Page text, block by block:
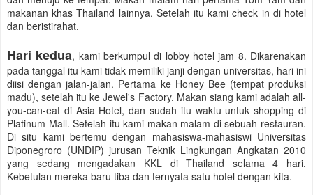
makanan khas Thailand lainnya. Setelah itu kami check in di hotel
dan beristirahat.
Hari kedua, kami berkumpul di lobby hotel jam 8. Dikarenakan
pada tanggal itu kami tidak memiliki janji dengan universitas, hari ini
diisi dengan jalan-jalan. Pertama ke Honey Bee (tempat produksi
madu), setelah itu ke Jewel's Factory. Makan siang kami adalah all-
you-can-eat di Asia Hotel, dan sudah itu waktu untuk shopping di
Platinum Mall. Setelah itu kami makan malam di sebuah restauran.
Di situ kami bertemu dengan mahasiswa-mahasiswi Universitas
Diponegroro (UNDIP) jurusan Teknik Lingkungan Angkatan 2010
yang sedang mengadakan KKL di Thailand selama 4 hari.
Kebetulan mereka baru tiba dan ternyata satu hotel dengan kita.